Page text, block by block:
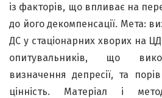
із факторів, що впливає на
до його декомпенсації. Мета:
ДС у стаціонарних хворих на
опитувальників, що
визначення депресії, та
цінність. Матеріал і